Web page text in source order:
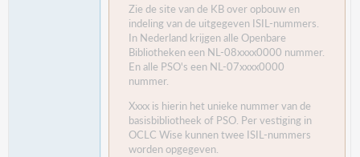
Zie de site van de KB over opbouw en
indeling van de uitgegeven ISIL-nummers.
In Nederland krijgen alle Openbare
Bibliotheken een NL-08xxxx0000 nummer.
En alle PSO's een NL-07xxxx0000
nummer.
Xxxx is hierin het unieke nummer van de
basisbibliotheek of PSO. Per vestiging in
OCLC Wise kunnen twee ISIL-nummers
worden opgegeven.